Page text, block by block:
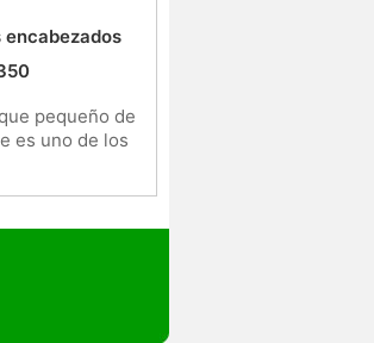
encabezados
pequeño de
es uno de los